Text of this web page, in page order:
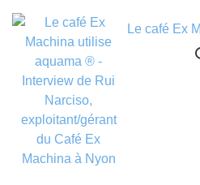
Le café Ex